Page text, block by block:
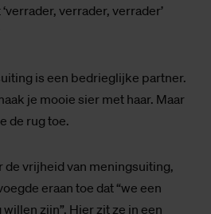
verrader, verrader’
is een bedrieglijke partner.
je mooie sier met haar. Maar
de rug toe.
de vrijheid van meningsuiting,
eraan toe dat “we een
zijn”. Hier zit ze in een